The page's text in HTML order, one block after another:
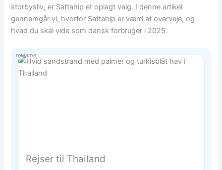
storbysliv, er Sattahip et oplagt valg. I denne artikel
gennemgår vi, hvorfor Sattahip er værd at overveje, og
hvad du skal vide som dansk forbruger i 2025.
reklame
Rejser til Thailand